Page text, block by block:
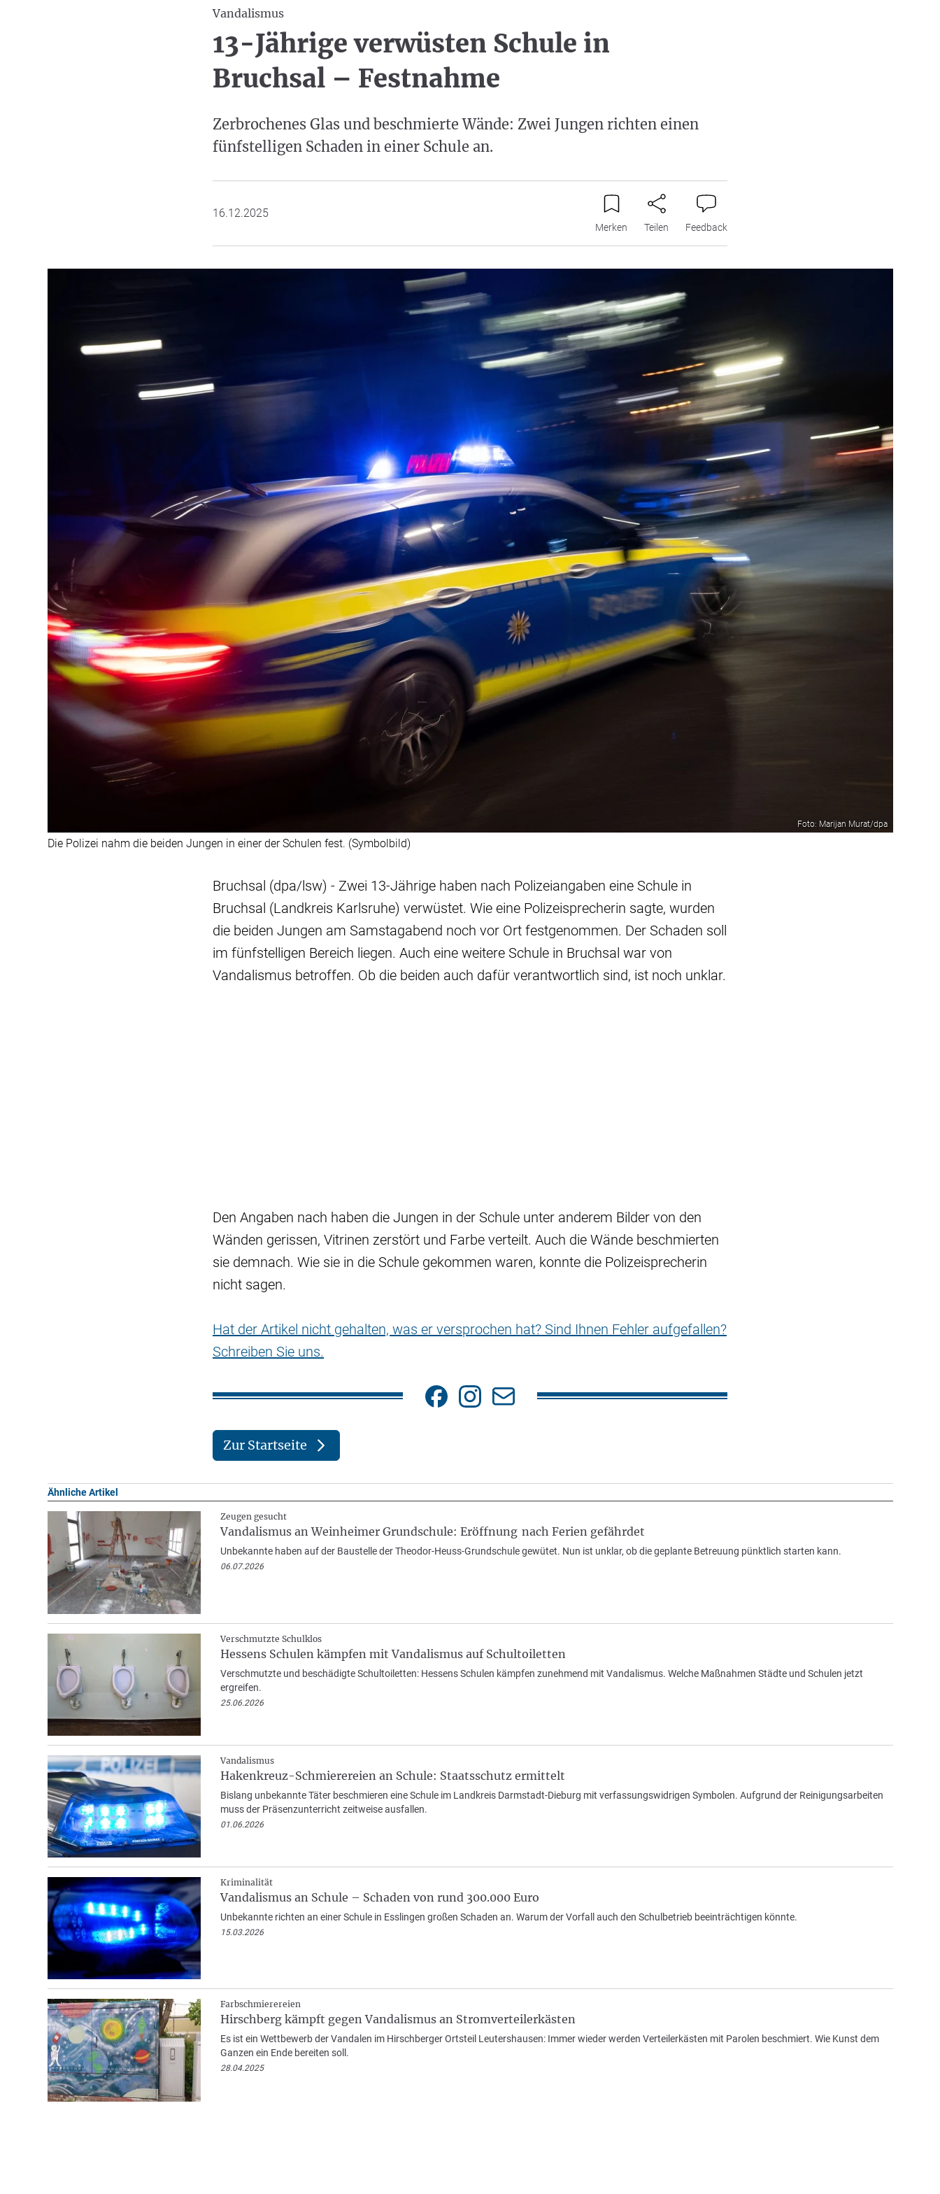
Vandalismus
13-Jährige verwüsten Schule in
Bruchsal – Festnahme
Zerbrochenes Glas und beschmierte Wände: Zwei Jungen richten einen
fünfstelligen Schaden in einer Schule an.
16.12.2025
Merken Teilen Feedback
Foto: Marijan Murat/dpa
Die Polizei nahm die beiden Jungen in einer der Schulen fest. (Symbolbild)
Bruchsal (dpa/lsw) - Zwei 13-Jährige haben nach Polizeiangaben eine Schule in
Bruchsal (Landkreis Karlsruhe) verwüstet. Wie eine Polizeisprecherin sagte, wurden
die beiden Jungen am Samstagabend noch vor Ort festgenommen. Der Schaden soll
im fünfstelligen Bereich liegen. Auch eine weitere Schule in Bruchsal war von
Vandalismus betroffen. Ob die beiden auch dafür verantwortlich sind, ist noch unklar.
Den Angaben nach haben die Jungen in der Schule unter anderem Bilder von den
Wänden gerissen, Vitrinen zerstört und Farbe verteilt. Auch die Wände beschmierten
sie demnach. Wie sie in die Schule gekommen waren, konnte die Polizeisprecherin
nicht sagen.
Hat der Artikel nicht gehalten, was er versprochen hat? Sind Ihnen Fehler aufgefallen?
Schreiben Sie uns.
Zur Startseite
Ähnliche Artikel
Zeugen gesucht
Vandalismus an Weinheimer Grundschule: Eröffnung nach Ferien gefährdet
Unbekannte haben auf der Baustelle der Theodor-Heuss-Grundschule gewütet. Nun ist unklar, ob die geplante Betreuung pünktlich starten kann.
06.07.2026
Verschmutzte Schulklos
Hessens Schulen kämpfen mit Vandalismus auf Schultoiletten
Verschmutzte und beschädigte Schultoiletten: Hessens Schulen kämpfen zunehmend mit Vandalismus. Welche Maßnahmen Städte und Schulen jetzt
ergreifen.
25.06.2026
Vandalismus
Hakenkreuz-Schmierereien an Schule: Staatsschutz ermittelt
Bislang unbekannte Täter beschmieren eine Schule im Landkreis Darmstadt-Dieburg mit verfassungswidrigen Symbolen. Aufgrund der Reinigungsarbeiten
muss der Präsenzunterricht zeitweise ausfallen.
01.06.2026
Kriminalität
Vandalismus an Schule – Schaden von rund 300.000 Euro
Unbekannte richten an einer Schule in Esslingen großen Schaden an. Warum der Vorfall auch den Schulbetrieb beeinträchtigen könnte.
15.03.2026
Farbschmierereien
Hirschberg kämpft gegen Vandalismus an Stromverteilerkästen
Es ist ein Wettbewerb der Vandalen im Hirschberger Ortsteil Leutershausen: Immer wieder werden Verteilerkästen mit Parolen beschmiert. Wie Kunst dem
Ganzen ein Ende bereiten soll.
28.04.2025